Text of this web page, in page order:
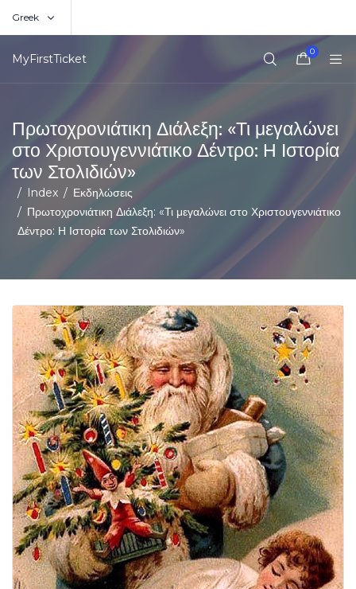
Greek
MyFirstTicket
0
Πρωτοχρονιάτικη Διάλεξη: «Τι μεγαλώνει
στο Χριστουγεννιάτικο Δέντρο: Η Ιστορία
των Στολιδιών»
Index
Εκδηλώσεις
Πρωτοχρονιάτικη Διάλεξη: «Τι μεγαλώνει στο Χριστουγεννιάτικο
Δέντρο: Η Ιστορία των Στολιδιών»